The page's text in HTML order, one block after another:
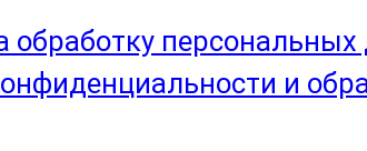
обработку
и